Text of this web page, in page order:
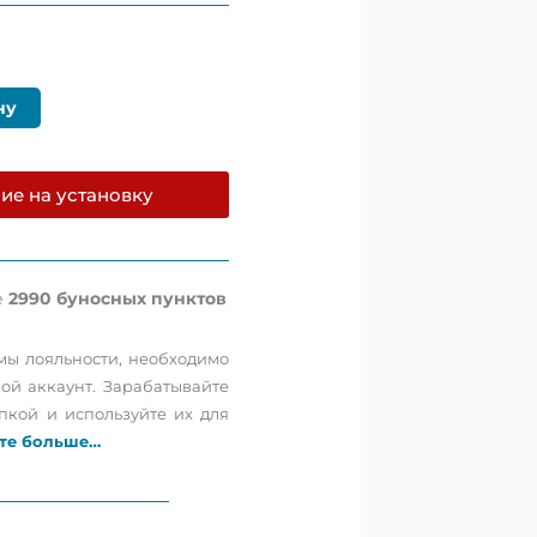
на установку
2990 буносных пунктов
лояльности, необходимо
аккаунт. Зарабатывайте
и используйте их для
больше…